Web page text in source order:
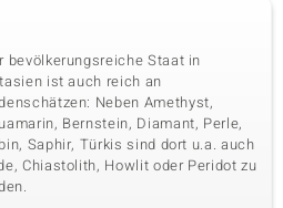
bevölkerungsreiche Staat in
ist auch reich an
Neben Amethyst,
Bernstein, Diamant, Perle,
Saphir, Türkis sind dort u.a. auch
Chiastolith, Howlit oder Peridot zu